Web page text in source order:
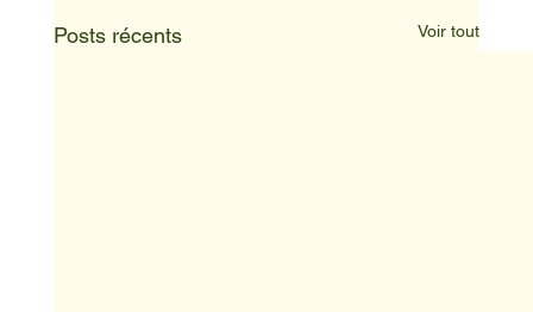
Posts récents Voir tout